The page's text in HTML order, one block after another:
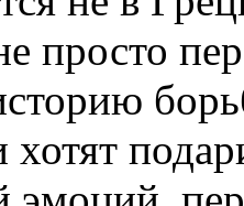
просто
хотят